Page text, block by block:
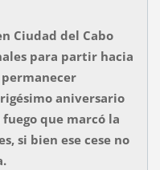
Ciudad del Cabo
para partir hacia
aniversario
que marcó la
si bien ese cese no